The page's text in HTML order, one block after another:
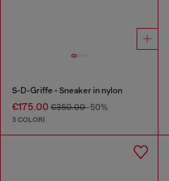
S-D-Griffe - Sneaker in nylon
€175.00 €350.00-50%
3 COLORI